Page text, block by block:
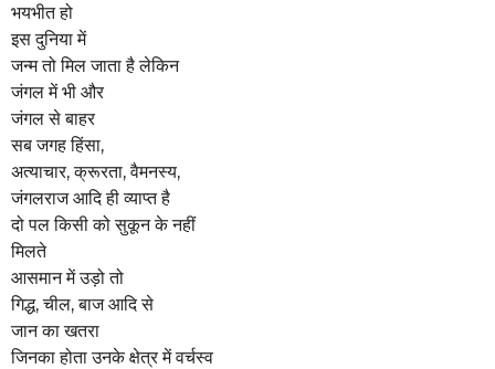
भयभीत हो
इस दुनिया में
जन्म तो मिल जाता है लेकिन
जंगल में भी और
जंगल से बाहर
सब जगह हिंसा,
अत्याचार, क्रूरता, वैमनस्य,
जंगलराज आदि ही व्याप्त है
दो पल किसी को सुकून के नहीं
मिलते
आसमान में उड़ो तो
गिद्ध, चील, बाज आदि से
जान का खतरा
जिनका होता उनके क्षेत्र में वर्चस्व